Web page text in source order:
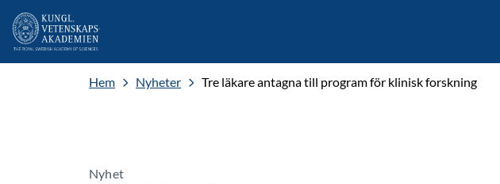
Hem Nyheter Tre läkare antagna till program för klinisk forskning
Nyhet